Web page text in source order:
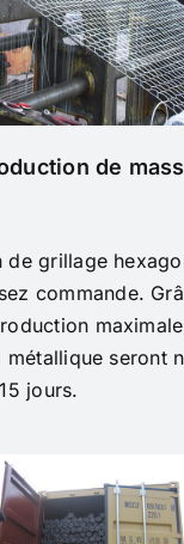
de
de grillage
commande.
seront
jours.